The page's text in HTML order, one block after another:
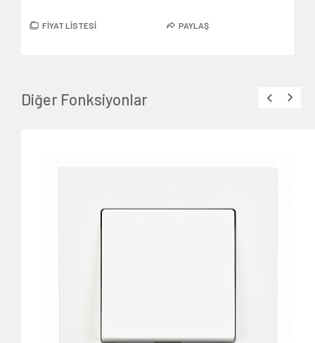
FİYAT LİSTESİ PAYLAŞ
Diğer Fonksiyonlar